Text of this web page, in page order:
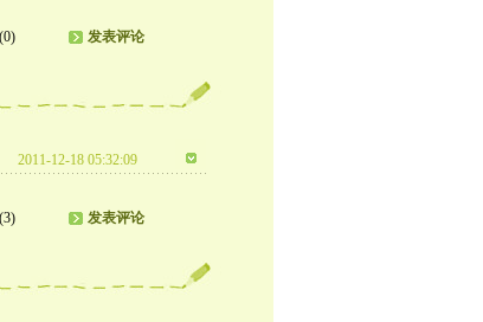
发表评论
2011-12-18 05:32:09
发表评论